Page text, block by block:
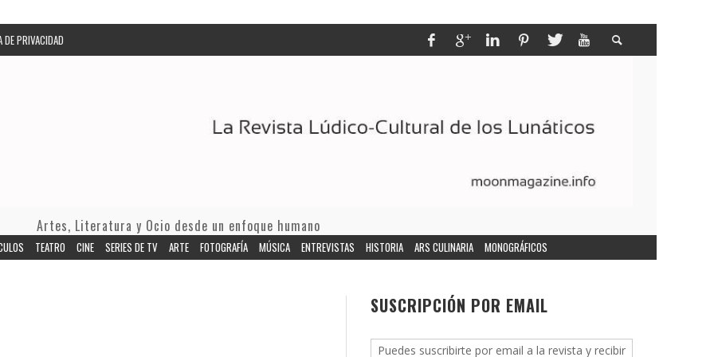
DE PRIVACIDAD
Artes, Literatura y Ocio desde un enfoque humano
TEATRO CINE SERIES DE TV ARTE FOTOGRAFÍA MÚSICA ENTREVISTAS HISTORIA ARS CULINARIA MONOGRÁFICOS
SUSCRIPCIÓN POR EMAIL
Puedes suscribirte por email a la revista y recibir